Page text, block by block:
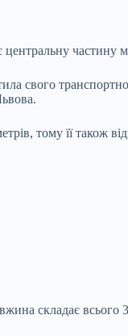
частину
тому її також
складає всього